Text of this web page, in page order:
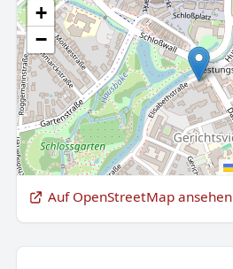
+
−
Auf OpenStreetMap ansehen